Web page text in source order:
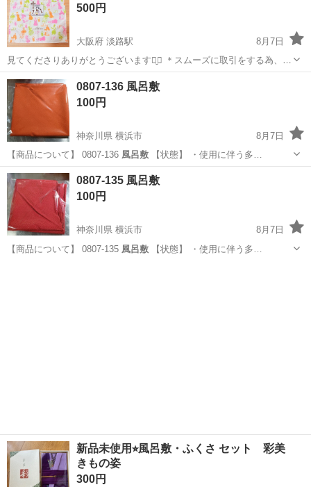
・プライベ...
500円
大阪府 淡路駅
8月7日
見てくださりありがとうございます⠉̮⃝︎︎ ＊スムーズに取引をする為、希
望のお取引日時の記入のご協力お願い致します。 12.13.14日は9時から
22時までお取引可能です。 それ以外は仕事で終わる時間がバラバラで
すので、...
大阪 大阪市 服/ファッション
0807-136 風呂敷
100円
神奈川県 横浜市
8月7日
【商品について】 0807-136 風呂敷 【状態】 ・使用に伴う多…
神奈川 横浜市 小物 風呂敷
0807-135 風呂敷
100円
神奈川県 横浜市
8月7日
【商品について】 0807-135 風呂敷 【状態】 ・使用に伴う多…
新品未使用⭐︎風呂敷・ふくさ セット 彩美
きもの姿
300円